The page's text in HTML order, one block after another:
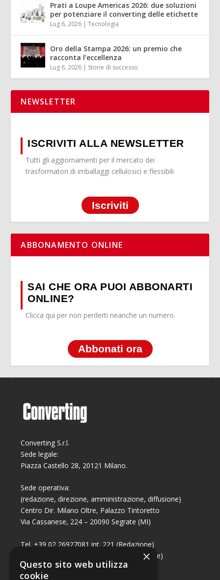
Prati a Loupe Americas 2026: due soluzioni
per potenziare il converting delle etichette
Lug 6, 2026 |Tecnologia
Oro della Stampa 2026: un premio che
racconta l’eccellenza
Lug 6, 2026 | Storie di successo
NEWSLETTER
ISCRIVITI ALLA NEWSLETTER
Tutti gli aggiornamenti per il mercato dei
trasformatori di imballaggi cellulosici e flessibili
Iscriviti
ABBONAMENTO ONLINE
SAI CHE ORA PUOI ABBONARTI
ONLINE?
Clicca qui per non perderti neanche un numero.
Abbonati ora
Converting S.r.l.
Sede legale:
Piazza Castello 28, 20121 Milano.
Sede operativa:
(redazione, direzione, amministrazione, diffusione)
Centro Dir. Milano Oltre, Palazzo Tintoretto
Via Cassanese, 224 – 20090 Segrate (MI)
Tel. +39 02 26927081 int. 221 (Redazione)
Tel. +39 02 26927081 int. 224 (Commerciale)
Fax +39 02 26951006
×
Questo sito web utilizza
cookie